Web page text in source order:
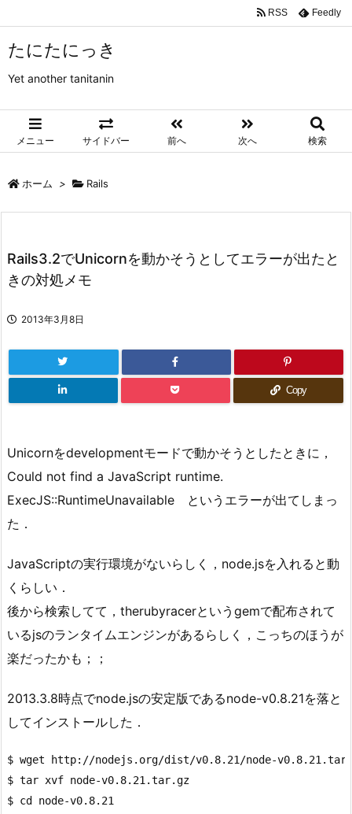
たにたにっき
Yet another tanitanin
メニュー サイドバー 前へ 次へ 検索
RSS Feedly
ホーム > Rails
Rails3.2でUnicornを動かそうとしてエラーが出たと
きの対処メモ
2013年3月8日
Copy
Unicornをdevelopmentモードで動かそうとしたときに，
Could not find a JavaScript runtime.
ExecJS::RuntimeUnavailable というエラーが出てしまっ
た．
JavaScriptの実行環境がないらしく，node.jsを入れると動
くらしい．
後から検索してて，therubyracerというgemで配布されて
いるjsのランタイムエンジンがあるらしく，こっちのほうが
楽だったかも；；
2013.3.8時点でnode.jsの安定版であるnode-v0.8.21を落と
してインストールした．
$ wget http://nodejs.org/dist/v0.8.21/node-
$ tar xvf node-v0.8.21.tar.gz
$ cd node-v0.8.21